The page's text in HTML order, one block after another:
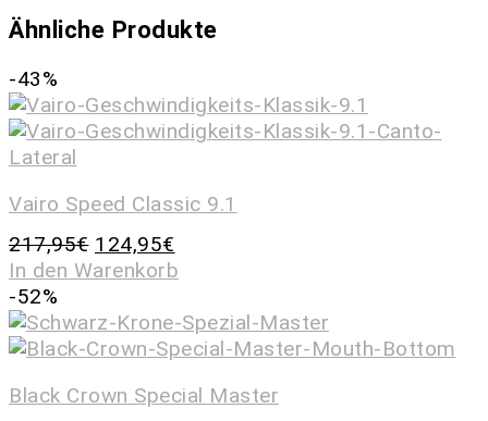
Ähnliche Produkte
-43%
Vairo Speed Classic 9.1
217,95€ 124,95€
In den Warenkorb
-52%
Black Crown Special Master